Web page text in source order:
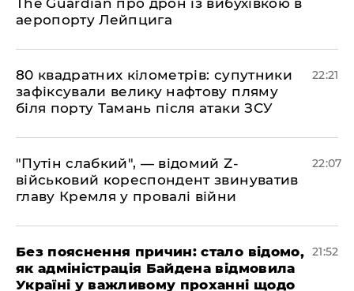
The Guardian про дрон із вибухівкою в
аеропорту Лейпцига
​80 квадратних кілометрів: супутники
зафіксували велику нафтову пляму
біля порту Тамань після атаки ЗСУ
22:21
"Путін слабкий", — відомий Z-
військовий кореспондент звинуватив
главу Кремля у провалі війни
22:07
​Без пояснення причин: стало відомо,
як адміністрація Байдена відмовила
Україні у важливому проханні щодо
21:52